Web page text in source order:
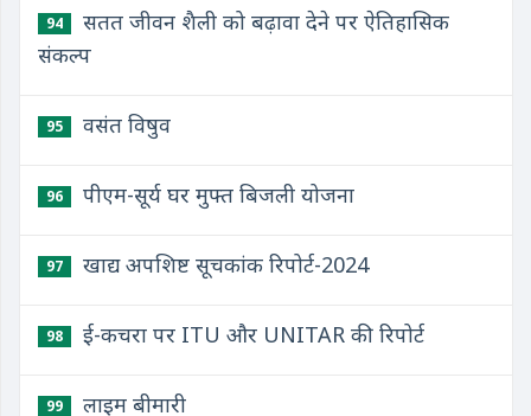
94
सतत जीवन शैली को बढ़ावा देने पर ऐतिहासिक
संकल्प
95 वसंत विषुव
96 पीएम-सूर्य घर मुफ्त बिजली योजना
97 खाद्य अपशिष्ट सूचकांक रिपोर्ट-2024
98 ई-कचरा पर ITU और UNITAR की रिपोर्ट
99 लाइम बीमारी